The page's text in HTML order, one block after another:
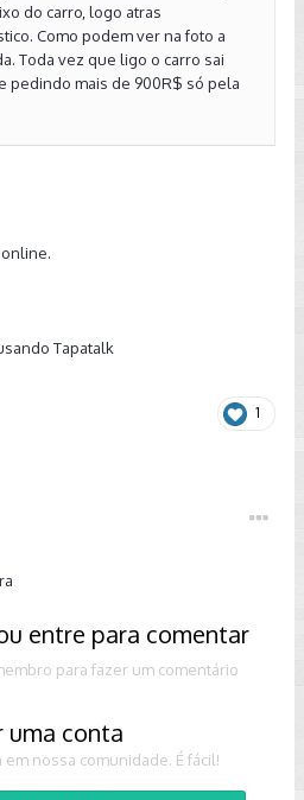
do carro, logo atras
Como podem ver na foto a
Toda vez que ligo o carro sai
pedindo mais de 900R$ só pela
Tapatalk
1
entre para comentar
para fazer um comentário
uma conta
em nossa comunidade. É fácil!